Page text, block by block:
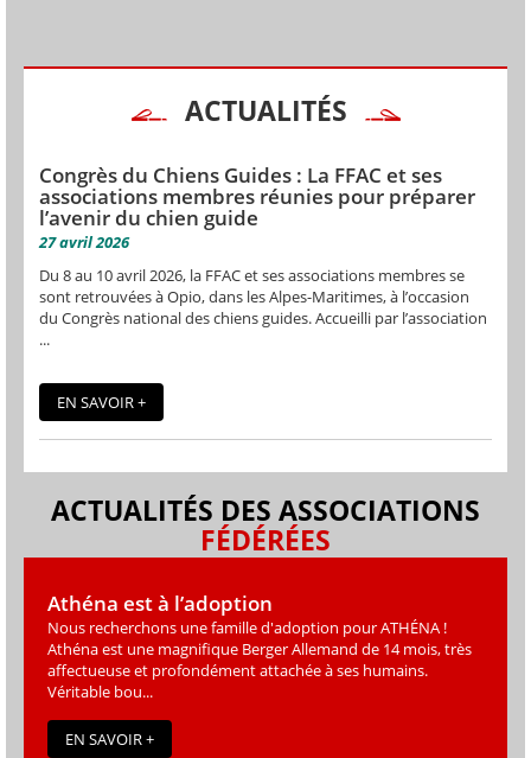
ACTUALITÉS
Congrès du Chiens Guides : La FFAC et ses
associations membres réunies pour préparer
l’avenir du chien guide
27 avril 2026
Du 8 au 10 avril 2026, la FFAC et ses associations membres se
sont retrouvées à Opio, dans les Alpes-Maritimes, à l’occasion
du Congrès national des chiens guides. Accueilli par l’association
...
EN SAVOIR +
ACTUALITÉS DES ASSOCIATIONS
FÉDÉRÉES
Athéna est à l’adoption
Nous recherchons une famille d'adoption pour ATHÉNA !
Athéna est une magniﬁque Berger Allemand de 14 mois, très
affectueuse et profondément attachée à ses humains.
Véritable bou...
EN SAVOIR +